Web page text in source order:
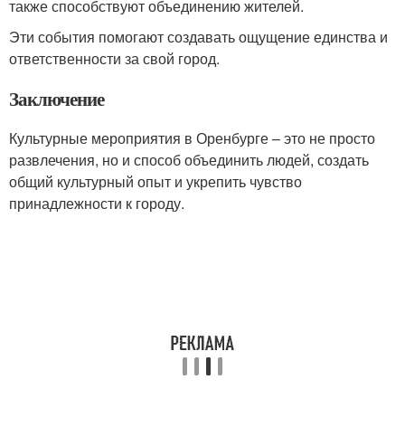
также способствуют объединению жителей.
Эти события помогают создавать ощущение единства и
ответственности за свой город.
Заключение
Культурные мероприятия в Оренбурге – это не просто
развлечения, но и способ объединить людей, создать
общий культурный опыт и укрепить чувство
принадлежности к городу.